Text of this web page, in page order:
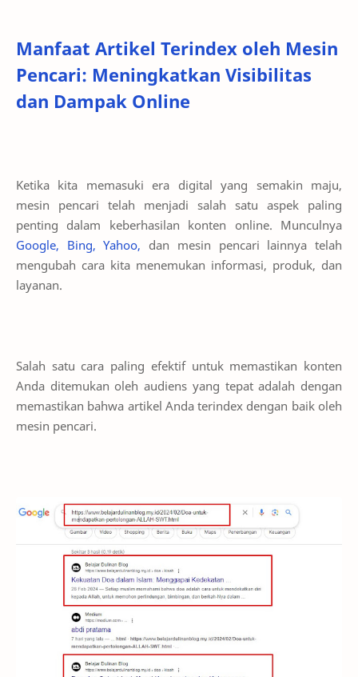
Manfaat Artikel Terindex oleh Mesin
Pencari: Meningkatkan Visibilitas
dan Dampak Online
Ketika kita memasuki era digital yang semakin maju,
mesin pencari telah menjadi salah satu aspek paling
penting dalam keberhasilan konten online. Munculnya
Google, Bing, Yahoo, dan mesin pencari lainnya telah
mengubah cara kita menemukan informasi, produk, dan
layanan.
Salah satu cara paling efektif untuk memastikan konten
Anda ditemukan oleh audiens yang tepat adalah dengan
memastikan bahwa artikel Anda terindex dengan baik oleh
mesin pencari.